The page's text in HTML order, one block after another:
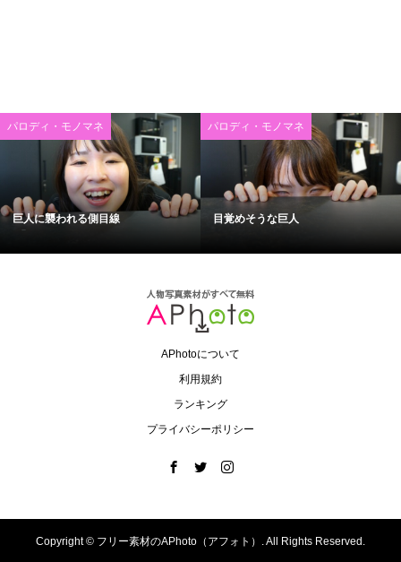
パロディ・モノマネ
巨人に襲われる側目線
パロディ・モノマネ
目覚めそうな巨人
APhotoについて
利用規約
ランキング
プライバシーポリシー
Copyright © フリー素材のAPhoto（アフォト）. All Rights Reserved.